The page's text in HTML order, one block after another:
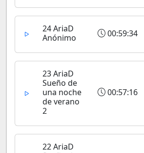
24 AriaD
Anónimo
00:59:34
23 AriaD
Sueño de
una noche
de verano
2
00:57:16
22 AriaD